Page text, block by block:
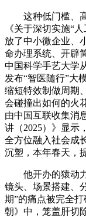
这种低门槛、高
《关于深切实施“
放了中小微企业、
命办理系统、开辟
中国科学手艺大学
发布“智医随行”大
缩短特效制做周期
会碰撞出如何的火
由中国互联收集消
讲（2025）》显示
全方位融入社会成
沉塑，本年春天，
他开办的猿动力
镜头、场景搭建、
期”的痛点被完全
朝》中，笼盖肝切